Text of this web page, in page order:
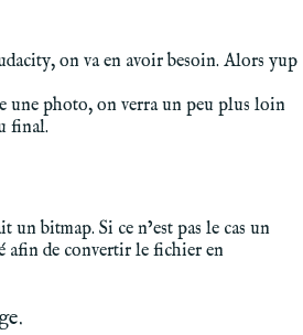
on va en avoir besoin. Alors yup
une photo, on verra un peu plus loin
final.
bitmap. Si ce n’est pas le cas un
afin de convertir le fichier en